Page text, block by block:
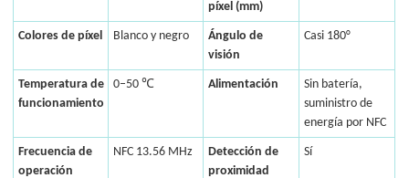
píxel (mm)
Colores de píxel Blanco y negro
Ángulo de
visión
Casi 180°
Temperatura de
funcionamiento
0–50 ℃ Alimentación
Sin batería,
suministro de
energía por NFC
Frecuencia de
operación
NFC 13.56 MHz
Detección de
proximidad
Sí